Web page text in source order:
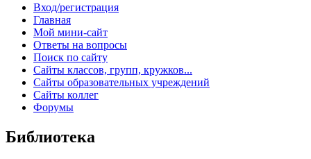
Вход/регистрация
Главная
Мой мини-сайт
Ответы на вопросы
Поиск по сайту
Сайты классов, групп, кружков...
Сайты образовательных учреждений
Сайты коллег
Форумы
Библиотека